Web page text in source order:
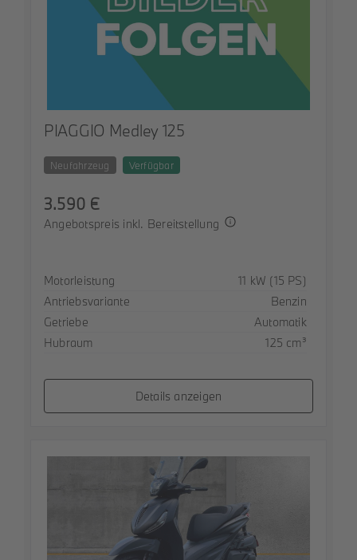
PIAGGIO Medley 125
Neufahrzeug Verfügbar
3.590 €
Angebotspreis inkl. Bereitstellung
SpezifikationWert
Motorleistung
11 kW (15 PS)
Antriebsvariante
Benzin
Getriebe
Automatik
Hubraum
125 cm³
Details anzeigen